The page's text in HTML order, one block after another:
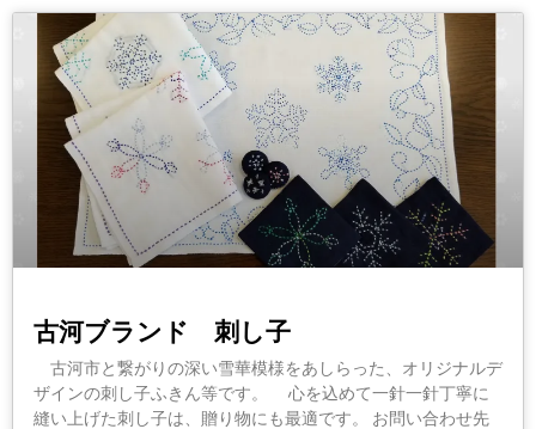
古河ブランド 刺し子
古河市と繋がりの深い雪華模様をあしらった、オリジナルデ
ザインの刺し子ふきん等です。 心を込めて一針一針丁寧に
縫い上げた刺し子は、贈り物にも最適です。 お問い合わせ先